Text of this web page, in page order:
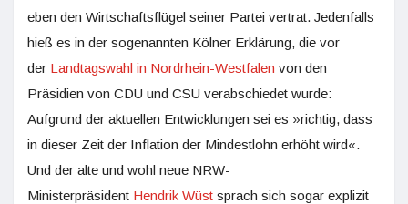
eben den Wirtschaftsflügel seiner Partei vertrat. Jedenfalls
hieß es in der sogenannten Kölner Erklärung, die vor
der Landtagswahl in Nordrhein-Westfalen von den
Präsidien von CDU und CSU verabschiedet wurde:
Aufgrund der aktuellen Entwicklungen sei es »richtig, dass
in dieser Zeit der Inflation der Mindestlohn erhöht wird«.
Und der alte und wohl neue NRW-
Ministerpräsident Hendrik Wüst sprach sich sogar explizit